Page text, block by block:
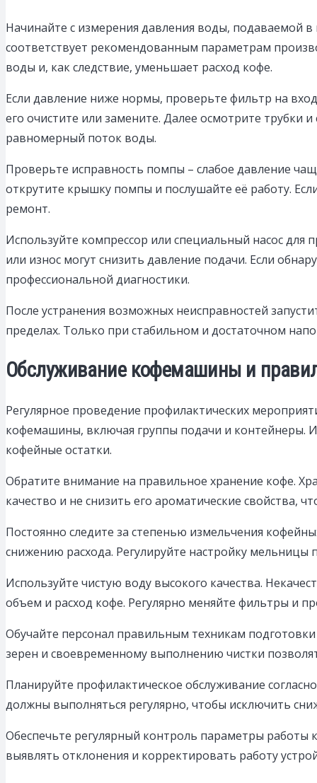
Начинайте с измерения давления воды, подаваемой
соответствует рекомендованным параметрам
воды и, как следствие, уменьшает расход кофе.
Если давление ниже нормы, проверьте фильтр на
его очистите или замените. Далее осмотрите трубки
равномерный поток воды.
Проверьте исправность помпы – слабое давление
открутите крышку помпы и послушайте её работу.
ремонт.
Используйте компрессор или специальный насос
или износ могут снизить давление подачи. Если
профессиональной диагностики.
После устранения возможных неисправностей
пределах. Только при стабильном и достаточном
Обслуживание кофемашины и
Регулярное проведение профилактических
кофемашины, включая группы подачи и контейнеры.
кофейные остатки.
Обратите внимание на правильное хранение кофе.
качество и не снизить его ароматические свойства,
Постоянно следите за степенью измельчения
снижению расхода. Регулируйте настройку
Используйте чистую воду высокого качества.
объем и расход кофе. Регулярно меняйте фильтры и
Обучайте персонал правильным техникам
зерен и своевременному выполнению чистки
Планируйте профилактическое обслуживание
должны выполняться регулярно, чтобы исключить
Обеспечьте регулярный контроль параметры
выявлять отклонения и корректировать работу